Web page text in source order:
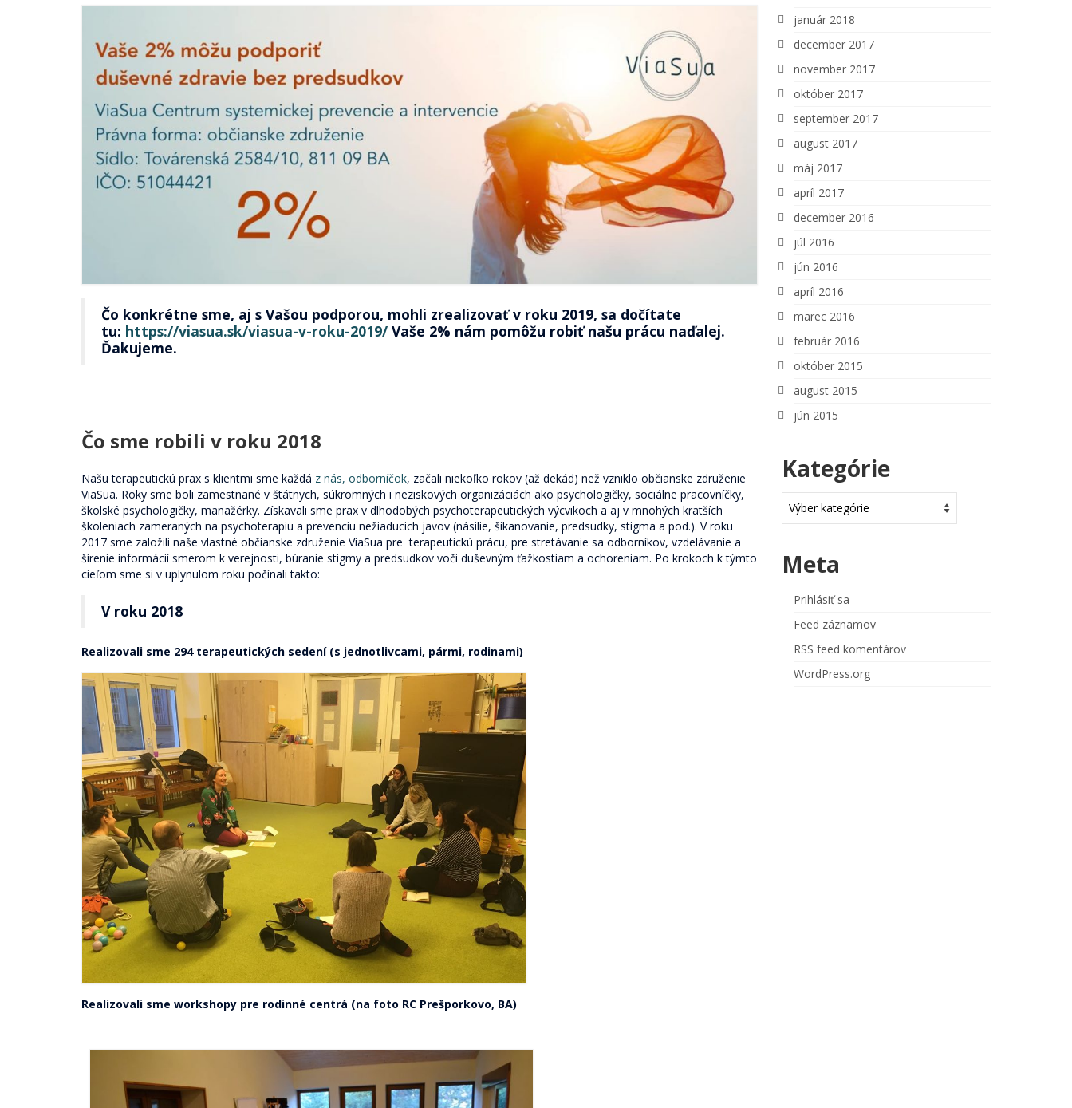
Čo konkrétne sme, aj s Vašou podporou, mohli zrealizovať v roku 2019, sa dočítate
tu: https://viasua.sk/viasua-v-roku-2019/ Vaše 2% nám pomôžu robiť našu prácu naďalej.
Ďakujeme.
Čo sme robili v roku 2018
Našu terapeutickú prax s klientmi sme každá z nás, odborníčok, začali niekoľko rokov (až dekád) než vzniklo občianske združenie
ViaSua. Roky sme boli zamestnané v štátnych, súkromných i neziskových organizáciách ako psychologičky, sociálne pracovníčky,
školské psychologičky, manažérky. Získavali sme prax v dlhodobých psychoterapeutických výcvikoch a aj v mnohých kratších
školeniach zameraných na psychoterapiu a prevenciu nežiaducich javov (násilie, šikanovanie, predsudky, stigma a pod.). V roku
2017 sme založili naše vlastné občianske združenie ViaSua pre terapeutickú prácu, pre stretávanie sa odborníkov, vzdelávanie a
šírenie informácií smerom k verejnosti, búranie stigmy a predsudkov voči duševným ťažkostiam a ochoreniam. Po krokoch k týmto
cieľom sme si v uplynulom roku počínali takto:
V roku 2018
Realizovali sme 294 terapeutických sedení (s jednotlivcami, pármi, rodinami)
Realizovali sme workshopy pre rodinné centrá (na foto RC Prešporkovo, BA)
január 2018
december 2017
november 2017
október 2017
september 2017
august 2017
máj 2017
apríl 2017
december 2016
júl 2016
jún 2016
apríl 2016
marec 2016
február 2016
október 2015
august 2015
jún 2015
Kategórie
Meta
Prihlásiť sa
Feed záznamov
RSS feed komentárov
WordPress.org